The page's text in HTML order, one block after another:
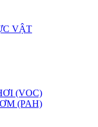
VẬT
(VOC)
(PAH)